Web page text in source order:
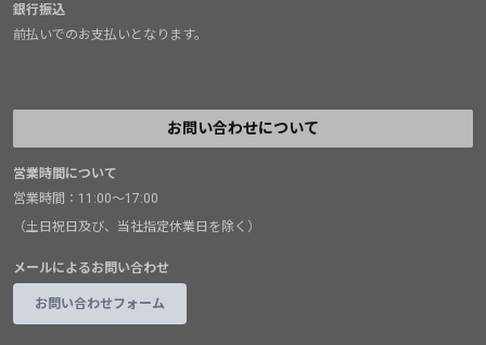
銀行振込
前払いでのお支払いとなります。
お問い合わせについて
営業時間について
営業時間：11:00～17:00
（土日祝日及び、当社指定休業日を除く）
メールによるお問い合わせ
お問い合わせフォーム